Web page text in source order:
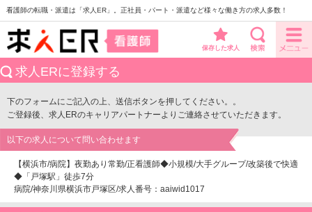
看護師の転職・派遣は「求人ER」。正社員・パート・派遣など様々な働き方の求人多数！
保存した求人
求人ERに登録する
下のフォームにご記入の上、送信ボタンを押してください。。
ご登録後、求人ERのキャリアパートナーよりご連絡させていただきます。
以下の求人について問い合わせます
【横浜市/病院】夜勤あり常勤/正看護師◆小規模/大手グループ/改築後で快適
◆「戸塚駅」徒歩7分
病院/神奈川県横浜市戸塚区/求人番号：aaiwid1017